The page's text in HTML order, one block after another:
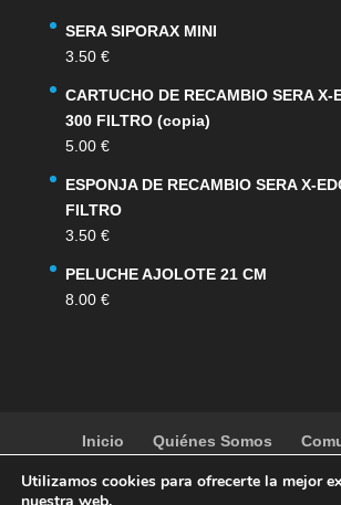
SERA SIPORAX MINI
3.50 €
CARTUCHO DE RECAMBIO SERA X-
300 FILTRO (copia)
5.00 €
ESPONJA DE RECAMBIO SERA X-
FILTRO
3.50 €
PELUCHE AJOLOTE 21 CM
8.00 €
Inicio Quiénes Somos
Contacto
Tienda
Utilizamos cookies para ofrecerte la mejor